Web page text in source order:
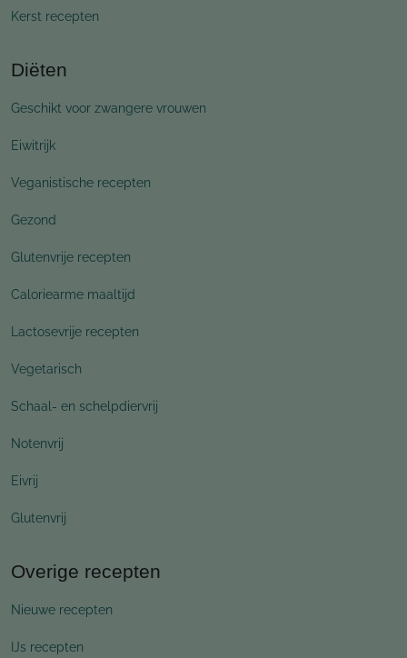
Kerst recepten
Diëten
Geschikt voor zwangere vrouwen
Eiwitrijk
Veganistische recepten
Gezond
Glutenvrije recepten
Caloriearme maaltijd
Lactosevrije recepten
Vegetarisch
Schaal- en schelpdiervrij
Notenvrij
Eivrij
Glutenvrij
Overige recepten
Nieuwe recepten
IJs recepten